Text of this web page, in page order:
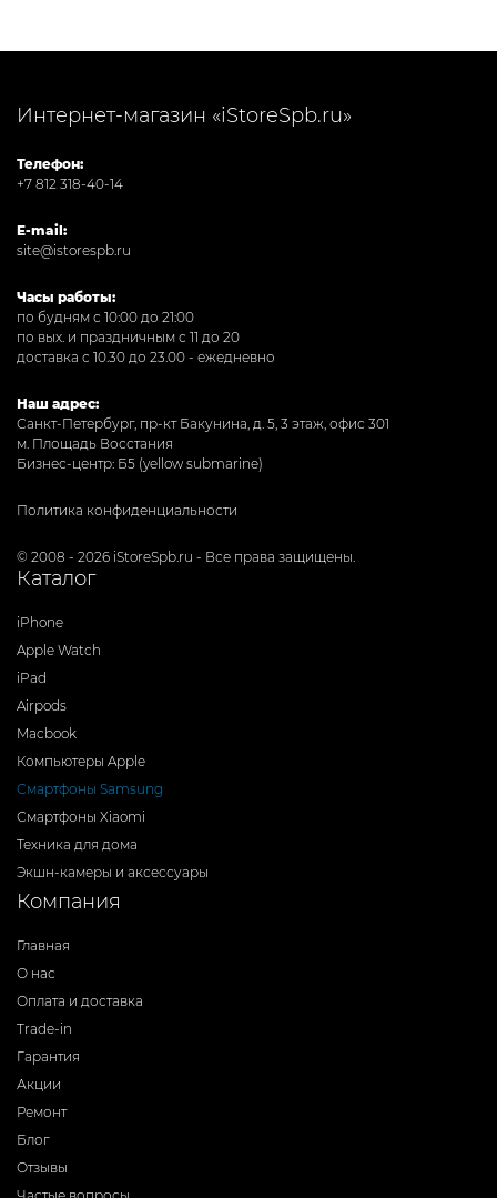
Интернет-магазин «iStoreSpb.ru»
Телефон:
+7 812 318-40-14
E-mail:
site@istorespb.ru
Часы работы:
по будням с 10:00 до 21:00
по вых. и праздничным с 11 до 20
доставка с 10.30 до 23.00 - ежедневно
Наш адрес:
Санкт-Петербург, пр-кт Бакунина, д. 5, 3 этаж, офис 301
м. Площадь Восстания
Бизнес-центр: Б5 (yellow submarine)
Политика конфиденциальности
© 2008 - 2026 iStoreSpb.ru - Все права защищены.
Каталог
iPhone
Apple Watch
iPad
Airpods
Macbook
Компьютеры Apple
Смартфоны Samsung
Смартфоны Xiaomi
Техника для дома
Экшн-камеры и аксессуары
Компания
Главная
О нас
Оплата и доставка
Trade-in
Гарантия
Акции
Ремонт
Блог
Отзывы